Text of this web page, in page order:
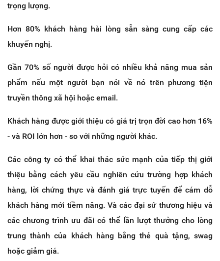
trọng lượng.
Hơn 80% khách hàng hài lòng sẵn sàng cung cấp các
khuyến nghị.
Gần 70% số người được hỏi có nhiều khả năng mua sản
phẩm nếu một người bạn nói về nó trên phương tiện
truyền thông xã hội hoặc email.
Khách hàng được giới thiệu có giá trị trọn đời cao hơn 16%
- và ROI lớn hơn - so với những người khác.
Các công ty có thể khai thác sức mạnh của tiếp thị giới
thiệu bằng cách yêu cầu nghiên cứu trường hợp khách
hàng, lời chứng thực và đánh giá trực tuyến để cám dỗ
khách hàng mới tiềm năng. Và các đại sứ thương hiệu và
các chương trình ưu đãi có thể lần lượt thưởng cho lòng
trung thành của khách hàng bằng thẻ quà tặng, swag
hoặc giảm giá.